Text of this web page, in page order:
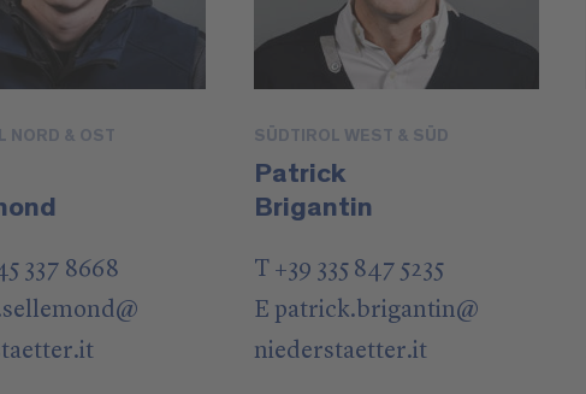
NORD & OST
337 8668
@
.it
SÜDTIROL WEST & SÜD
Patrick
Brigantin
T +39 335 847 5235
E patrick.brigantin@
niederstaetter.it